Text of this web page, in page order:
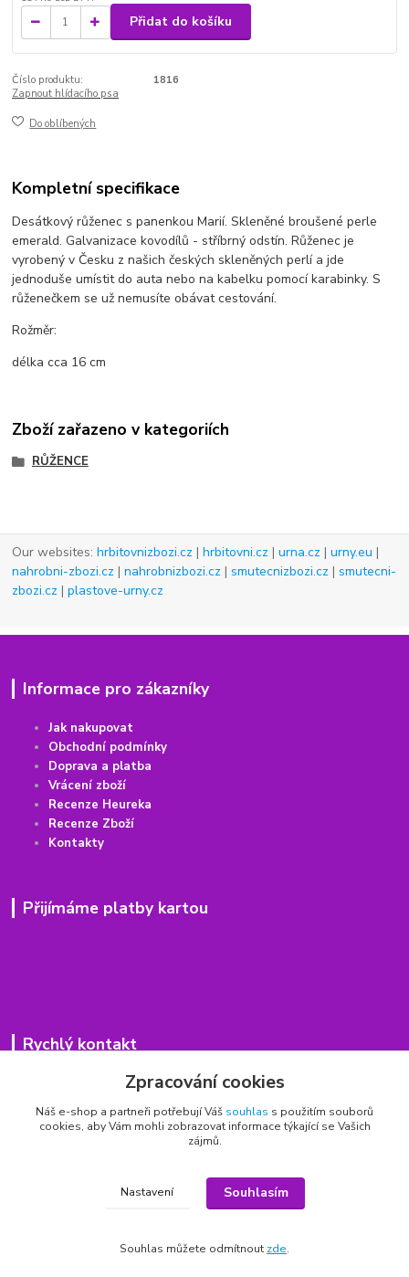
Přidat do košíku
Číslo produktu:
1816
Zapnout hlídacího psa
Do oblíbených
Kompletní specifikace
Desátkový růženec s panenkou Marií. Skleněné broušené perle
emerald. Galvanizace kovodílů - stříbrný odstín. Růženec je
vyrobený v Česku z našich českých skleněných perlí a jde
jednoduše umístit do auta nebo na kabelku pomocí karabinky. S
růženečkem se už nemusíte obávat cestování.
Rožměr:
délka cca 16 cm
Zboží zařazeno v kategoriích
RŮŽENCE
Our websites:hrbitovnizbozi.cz |hrbitovni.cz |urna.cz |urny.eu |
nahrobni-zbozi.cz |nahrobnizbozi.cz |smutecnizbozi.cz |smutecni-
zbozi.cz |plastove-urny.cz
Informace pro zákazníky
Jak nakupovat
Obchodní podmínky
Doprava a platba
Vrácení zboží
Recenze Heureka
Recenze Zboží
Kontakty
Přijímáme platby kartou
Rychlý kontakt
Po - Pá 9,00 - 15,00 hod.
obchod(zavináč)hrbitovnizbozi.cz
Copyright © 2011 - 2026
Zpracování cookies
Náš e-shop a partneři potřebují Váš souhlas s použitím souborů
cookies, aby Vám mohli zobrazovat informace týkající se Vašich
zájmů.
Nastavení Souhlasím
Souhlas můžete odmítnout zde.